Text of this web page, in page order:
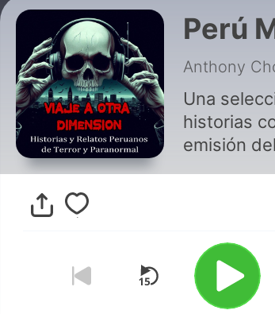
Perú
Anthony
Una
historias
emisión
amantes